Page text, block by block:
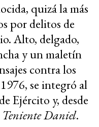
quizá la más
por delitos de
Alto, delgado,
y un maletín
contra los
se integró al
Ejército y, desde
Teniente Daniel.